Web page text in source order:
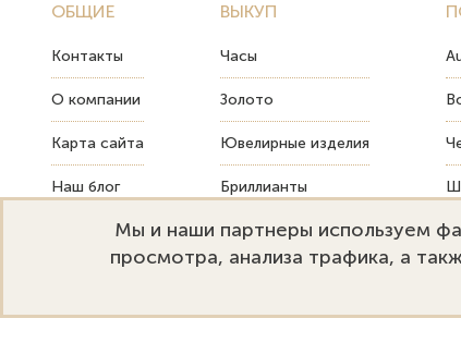
ОБЩИЕ
Контакты
О компании
Карта сайта
Наш блог
ВЫКУП
Часы
Золото
Ювелирные изделия
Бриллианты
Монеты
Мы и наши партнеры используем
просмотра, анализа трафика, а